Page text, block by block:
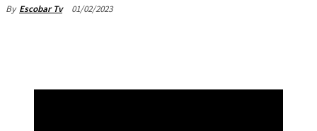
By Escobar Tv 01/02/2023